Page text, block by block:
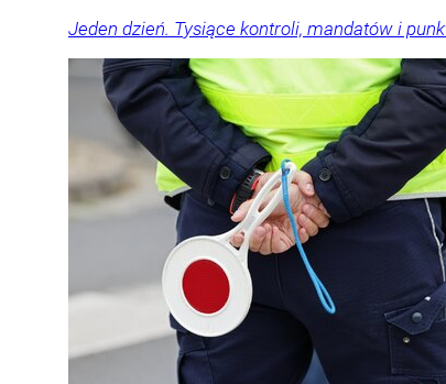
Jeden dzień. Tysiące kontroli, mandatów i